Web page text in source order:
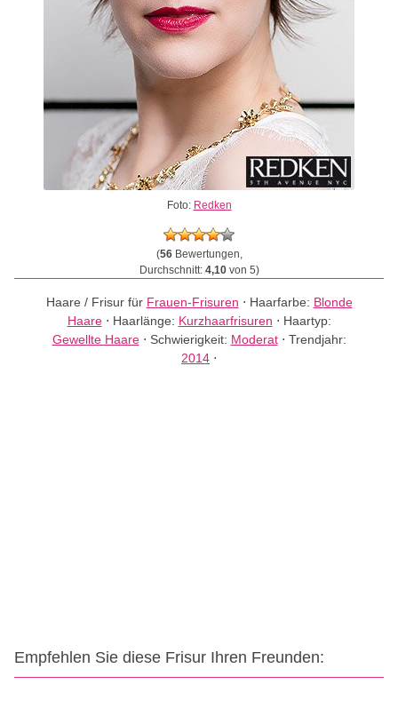
Foto: Redken
(56Bewertungen,
Durchschnitt: 4,10von 5)
Haare / Frisur für Frauen-Frisuren ⋅ Haarfarbe: Blonde
Haare⋅ Haarlänge: Kurzhaarfrisuren ⋅ Haartyp:
Gewellte Haare⋅ Schwierigkeit: Moderat⋅ Trendjahr:
2014 ⋅
Empfehlen Sie diese Frisur Ihren Freunden: